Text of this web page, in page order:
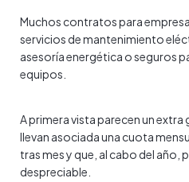
Muchos contratos para
servicios de mantenimiento
asesoría energética o seguros
equipos.
A primera vista parecen un
llevan asociada una cuota
tras mes y que, al cabo del año,
despreciable.